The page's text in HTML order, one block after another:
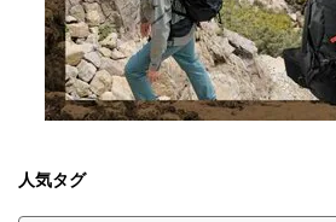
人気タグ